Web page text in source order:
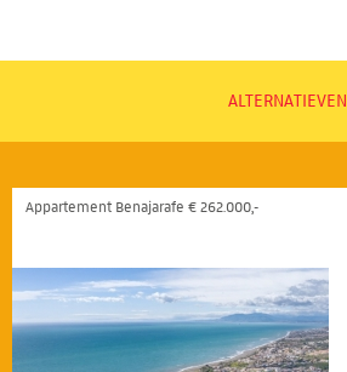
ALTERNATIEVEN
Appartement Benajarafe € 262.000,-